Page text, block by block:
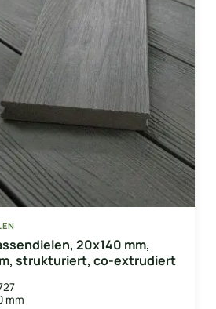
20x140 mm,
strukturiert, co-extrudiert
mm